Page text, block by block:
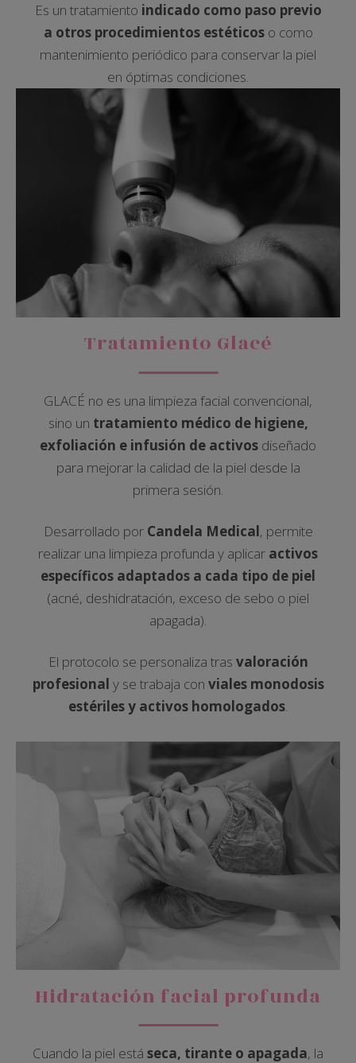
Es un tratamiento indicado como paso previo
a otros procedimientos estéticoso como
mantenimiento periódico para conservar la piel
en óptimas condiciones.
Tratamiento Glacé
GLACÉ no es una limpieza facial convencional,
sino un tratamiento médico de higiene,
exfoliación e infusión de activos diseñado
para mejorar la calidad de la piel desde la
primera sesión.
Desarrollado por Candela Medical, permite
realizar una limpieza profunda y aplicar activos
específicos adaptados a cada tipo de piel
(acné, deshidratación, exceso de sebo o piel
apagada).
El protocolo se personaliza tras valoración
profesional y se trabaja con viales monodosis
estériles y activos homologados
Hidratación facial profunda
Cuando la piel está seca, tirante o apagada, la